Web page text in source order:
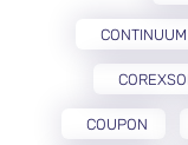
COUPON